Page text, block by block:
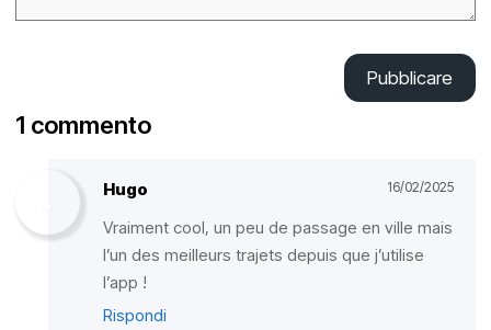
Pubblicare
1 commento
Hugo 16/02/2025
Vraiment cool, un peu de passage en ville mais
l’un des meilleurs trajets depuis que j’utilise
l’app !
Rispondi